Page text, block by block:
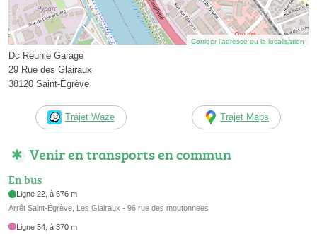
Corriger l’adresse ou la localisation
Dc Reunie Garage
29 Rue des Glairaux
38120 Saint-Égrève
Trajet Waze Trajet Maps
Venir en transports en commun
En bus
Ligne 22, à 676 m
Arrêt Saint-Égrève, Les Glairaux - 96 rue des moutonnees
Ligne 54, à 370 m